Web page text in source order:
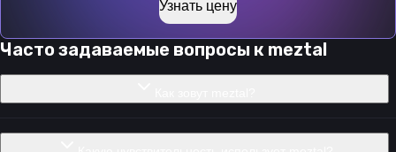
Узнать цену
Часто задаваемые вопросы к meztal